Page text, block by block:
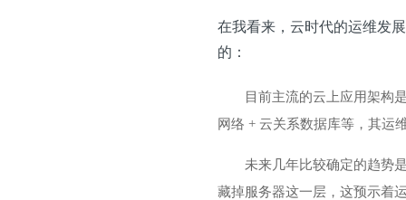
在我看来，云时代的运维发
的：
目前主流的云上应用架构
网络 + 云关系数据库等，其运
未来几年比较确定的趋势
藏掉服务器这一层，这预示着